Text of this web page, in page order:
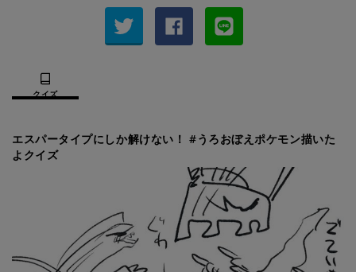
クイズ
エスパータイプにしか解けない！ #うろおぼえポケモン描いた
よクイズ